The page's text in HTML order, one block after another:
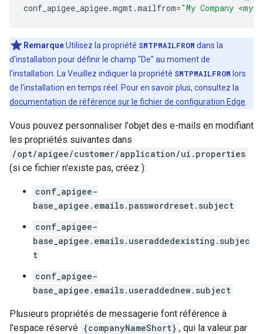
conf_apigee_apigee.mgmt.mailfrom="My Company
Remarque:Utilisez la propriété SMTPMAILFROM dans la
d'installation pour définir le champ "De" au moment de
l'installation. La Veuillez indiquer la propriété SMTPMAILFROM lors
de l'installation en temps réel. Pour en savoir plus, consultez la
documentation de référence sur le fichier de configuration Edge
Vous pouvez personnaliser l'objet des e-mails en modifiant
les propriétés suivantes dans
/opt/apigee/customer/application/ui.properties
(si ce fichier n'existe pas, créez ):
conf_apigee-
base_apigee.emails.passwordreset.subject
conf_apigee-
base_apigee.emails.useraddedexisting.subjec
t
conf_apigee-
base_apigee.emails.useraddednew.subject
Plusieurs propriétés de messagerie font référence à
l'espace réservé {companyNameShort} , qui la valeur par